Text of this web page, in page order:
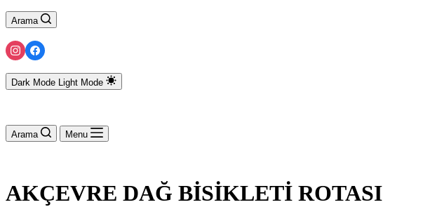
Arama
Dark Mode Light Mode
Arama Menu
AKÇEVRE DAĞ BİSİKLETİ ROTASI